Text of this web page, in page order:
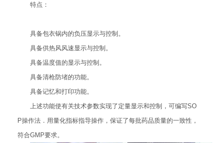
特点：
具备包衣锅内的负压显示与控制。
具备供热风风速显示与控制。
具备温度值的显示与控制。
具备清枪防堵的功能。
具备记忆和打印功能。
上述功能使有关技术参数实现了定量显示和控制，可编写SO
P操作法．用量化指标指导操作，保证了每批药品质量的一致性，
符合GMP要求。